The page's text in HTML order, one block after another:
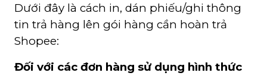
Dưới đây là cách in, dán phiếu/ghi thông
tin trả hàng lên gói hàng cần hoàn trả
Shopee:
Đối với các đơn hàng sử dụng hình thức